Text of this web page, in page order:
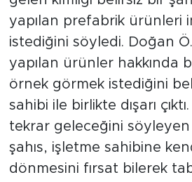
yapılan prefabrik ürünleri
istediğini söyledi. Doğan
yapılan ürünler hakkında
örnek görmek istediğini
sahibi ile birlikte dışarı
tekrar geleceğini söyleyen
şahıs, işletme sahibine
dönmesini fırsat bilerek